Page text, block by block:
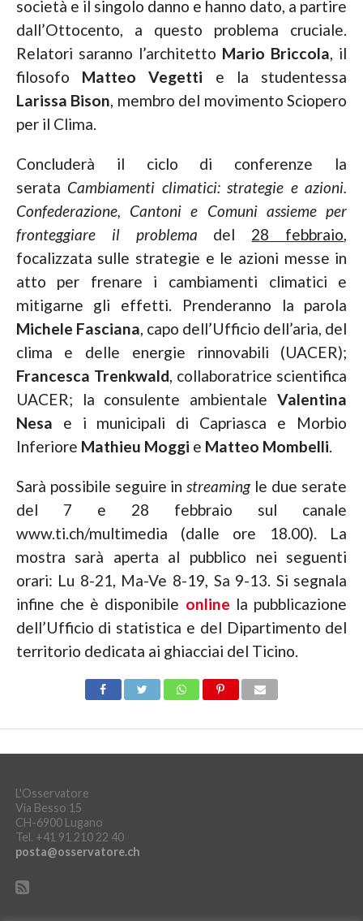
società e il singolo danno e hanno dato, a partire
dall’Ottocento, a questo problema cruciale.
Relatori saranno l’architetto Mario Briccola, il
filosofo Matteo Vegetti e la studentessa
Larissa Bison, membro del movimento Sciopero
per il Clima.
Concluderà il ciclo di conferenze la
serata Cambiamenti climatici: strategie e azioni.
Confederazione, Cantoni e Comuni assieme per
fronteggiare il problema
del 28 febbraio,
focalizzata sulle strategie e le azioni messe in
atto per frenare i cambiamenti climatici e
mitigarne gli effetti. Prenderanno la parola
Michele Fasciana, capo dell’Ufficio dell’aria, del
clima e delle energie rinnovabili (UACER);
Francesca Trenkwald, collaboratrice scientifica
UACER; la consulente ambientaleValentina
Nesa e i municipali di Capriasca e Morbio
Inferiore Mathieu Moggi e Matteo Mombelli.
Sarà possibile seguire in streaming le due serate
del 7 e 28 febbraio sul canale
www.ti.ch/multimedia (dalle ore 18.00). La
mostra sarà aperta al pubblico nei seguenti
orari: Lu 8-21, Ma-Ve 8-19, Sa 9-13. Si segnala
infine che è disponibile online la pubblicazione
dell’Ufficio di statistica e del Dipartimento del
territorio dedicata ai ghiacciai del Ticino.
L'Osservatore
Via Besso 15
CH-6900 Lugano
Tel. +41 91 210 22 40
posta@osservatore.ch